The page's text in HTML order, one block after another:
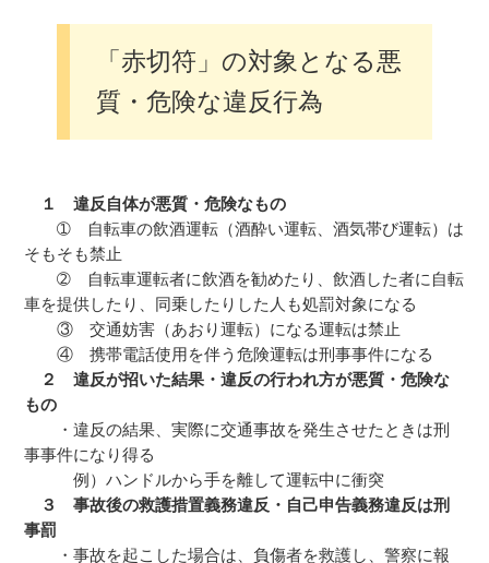
「赤切符」の対象となる悪
質・危険な違反行為
１ 違反自体が悪質・危険なもの
➀ 自転車の飲酒運転（酒酔い運転、酒気帯び運転）は
そもそも禁止
➁ 自転車運転者に飲酒を勧めたり、飲酒した者に自転
車を提供したり、同乗したりした人も処罰対象になる
③ 交通妨害（あおり運転）になる運転は禁止
④ 携帯電話使用を伴う危険運転は刑事事件になる
２ 違反が招いた結果・違反の行われ方が悪質・危険な
もの
・違反の結果、実際に交通事故を発生させたときは刑
事事件になり得る
例）ハンドルから手を離して運転中に衝突
３ 事故後の救護措置義務違反・自己申告義務違反は刑
事罰
・事故を起こした場合は、負傷者を救護し、警察に報